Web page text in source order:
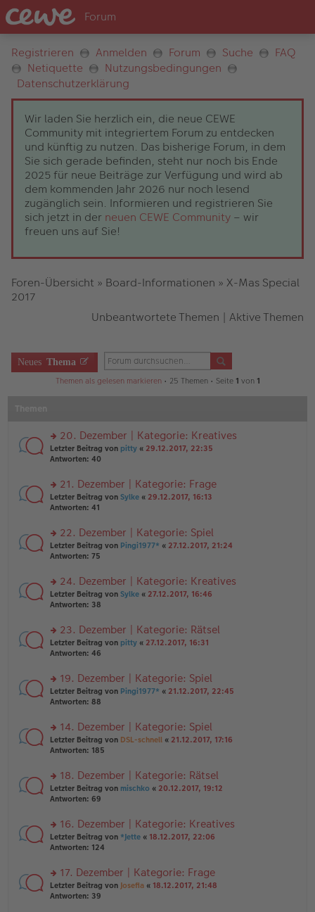
Registrieren Anmelden Forum Suche
FAQ
Netiquette
Nutzungsbedingungen
Datenschutzerklärung
Wir laden Sie herzlich ein, die neue CEWE
Community mit integriertem Forum zu entdecken
und künftig zu nutzen. Das bisherige Forum, in dem
Sie sich gerade befinden, steht nur noch bis Ende
2025 für neue Beiträge zur Verfügung und wird ab
dem kommenden Jahr 2026 nur noch lesend
zugänglich sein. Informieren und registrieren Sie
sich jetzt in der neuen CEWE Community – wir
freuen uns auf Sie!
Foren-Übersicht » Board-Informationen » X-Mas Special
2017
Unbeantwortete Themen | Aktive Themen
Neues Thema
Themen als gelesen markieren• 25 Themen • Seite 1 von 1
rs
te
n
g
el
e
n
er
tr
a
g
20. Dezember | Kategorie: Kreatives
Letzter Beitrag von pitty « 29.12.2017, 22:35
Antworten: 40
rs
te
n
g
el
e
n
er
tr
a
g
21. Dezember | Kategorie: Frage
Letzter Beitrag von Sylke « 29.12.2017, 16:13
Antworten: 41
rs
te
n
g
el
e
n
er
tr
a
g
22. Dezember | Kategorie: Spiel
Letzter Beitrag von Pingi1977* « 27.12.2017, 21:24
Antworten: 75
rs
te
n
g
el
e
n
er
tr
a
g
24. Dezember | Kategorie: Kreatives
Letzter Beitrag von Sylke « 27.12.2017, 16:46
Antworten: 38
rs
te
n
g
el
e
n
er
tr
a
g
23. Dezember | Kategorie: Rätsel
Letzter Beitrag von pitty « 27.12.2017, 16:31
Antworten: 46
rs
te
n
g
el
e
n
er
tr
a
g
19. Dezember | Kategorie: Spiel
Letzter Beitrag von Pingi1977* « 21.12.2017, 22:45
Antworten: 88
rs
te
n
g
el
e
n
er
tr
a
g
14. Dezember | Kategorie: Spiel
Letzter Beitrag von DSL-schnell « 21.12.2017, 17:16
Antworten: 185
rs
te
n
g
el
e
n
er
18. Dezember | Kategorie: Rätsel
Letzter Beitrag von mischko « 20.12.2017, 19:12
Antworten: 69
rs
te
n
g
el
16. Dezember | Kategorie: Kreatives
Letzter Beitrag von *Jette « 18.12.2017, 22:06
Antworten: 124
rs
te
17. Dezember | Kategorie: Frage
Letzter Beitrag von Josefia « 18.12.2017, 21:48
Antworten: 39